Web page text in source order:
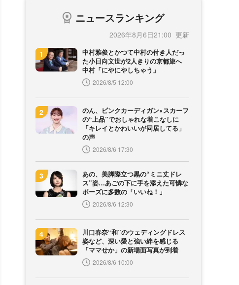
ニュースランキング
2026年8月6日21:00
中村雅俊とかつて中村の付き人だっ
た小日向文世が2人きりの京都旅へ
中村「にやにやしちゃう」
2026/8/5 12:00
のん、ピンクカーディガン×スカーフ
の“上品”でおしゃれな着こなしに
「キレイとかわいいが同居してる」
の声
2026/8/6 17:30
あの、美脚際立つ黒の“ミニ丈ドレ
ス”姿…あごの下に手を添えた可憐な
ポーズに多数の「いいね！」
2026/8/6 12:30
川口春奈“和”のウェディングドレス
姿など、深い愛と強い絆を感じる
「ママせか」の新場面写真が到着
2026/8/6 10:00